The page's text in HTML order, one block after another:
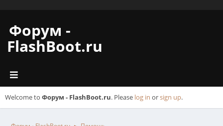
Форум -
FlashBoot.ru
Welcome to Форум - FlashBoot.ru. Please log in orsign up.